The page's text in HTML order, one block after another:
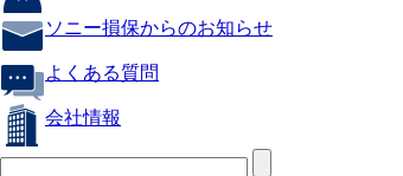
ソニー損保からのお知らせ
よくある質問
会社情報